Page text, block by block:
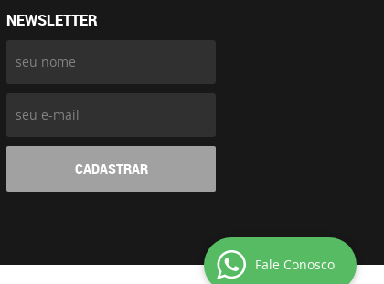
NEWSLETTER
CADASTRAR
Fale Conosco